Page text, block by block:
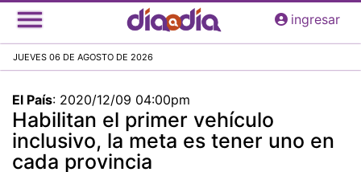
Pasar
al
principal
ingresar
JUEVES 06 DE AGOSTO DE 2026
El País: 2020/12/09 04:00pm
Habilitan el primer vehículo
inclusivo, la meta es tener uno en
cada provincia